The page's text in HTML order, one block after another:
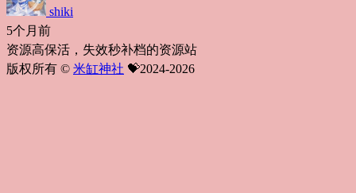
shiki
5个月前
资源高保活，失效秒补档的资源站
版权所有 © 米缸神社 💝2024-2026